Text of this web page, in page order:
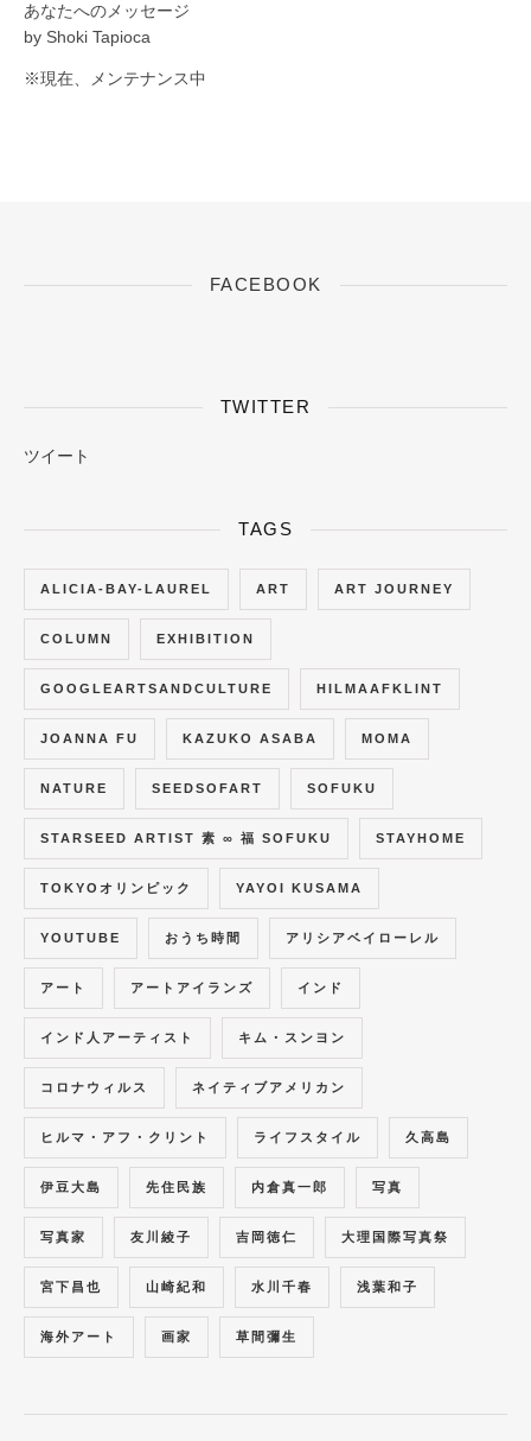
あなたへのメッセージ
by Shoki Tapioca
※現在、メンテナンス中
FACEBOOK
TWITTER
ツイート
TAGS
ALICIA-BAY-LAUREL ART ART JOURNEY
COLUMN EXHIBITION
GOOGLEARTSANDCULTURE HILMAAFKLINT
JOANNA FU KAZUKO ASABA MOMA
NATURE SEEDSOFART SOFUKU
STARSEED ARTIST 素 ∞ 福 SOFUKU STAYHOME
TOKYOオリンピック YAYOI KUSAMA
YOUTUBE おうち時間 アリシアベイローレル
アート アートアイランズ インド
インド人アーティスト キム・スンヨン
コロナウィルス ネイティブアメリカン
ヒルマ・アフ・クリント ライフスタイル 久高島
伊豆大島 先住民族 内倉真一郎 写真
写真家 友川綾子 吉岡徳仁 大理国際写真祭
宮下昌也 山崎紀和 水川千春 浅葉和子
海外アート 画家 草間彌生